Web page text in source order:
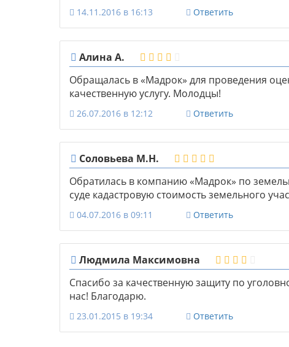
14.11.2016 в 16:13 Ответить
Алина А.
Обращалась в «Мадрок» для проведения
качественную услугу. Молодцы!
26.07.2016 в 12:12 Ответить
Соловьева М.Н.
Обратилась в компанию «Мадрок» по
суде кадастровую стоимость земельного
04.07.2016 в 09:11 Ответить
Людмила Максимовна
Спасибо за качественную защиту по
нас! Благодарю.
23.01.2015 в 19:34 Ответить